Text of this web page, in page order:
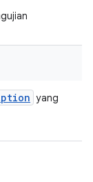
yang